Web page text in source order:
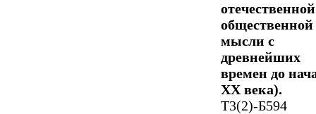
отечественной
общественной
мысли с
древнейших
времен до
XX века).
Т3(2)-Б594